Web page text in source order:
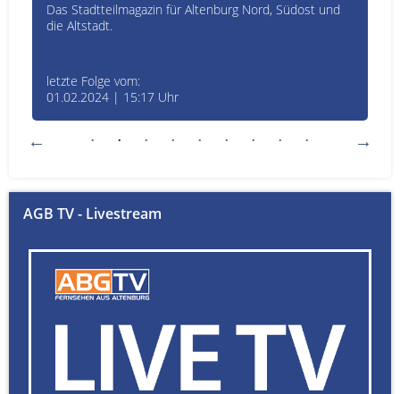
Das Stadtteilmagazin für Altenburg Nord, Südost und
die Altstadt.
letzte Folge vom:
01.02.2024 | 15:17 Uhr
AGB TV - Livestream